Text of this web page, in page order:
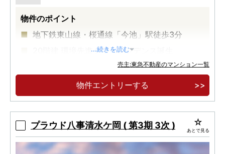
物件のポイント
地下鉄東山線・桜通線「今池」駅徒歩3分
20階建 環境先進タワーレジデンス誕生
1LDK 3600万円台～、2LDK 4400万円台～、
3LDK 5900万円台～（予定）
...続きを読む
売主:東急不動産のマンション一覧
物件エントリーする
プラウド八事清水ケ岡 ( 第3期 3次 ) あとで見る